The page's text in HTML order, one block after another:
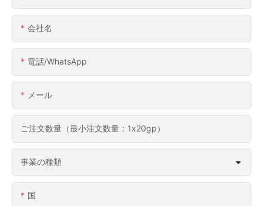
会社名
電話/WhatsApp
メール
ご注文数量（最小注文数量：1x20gp）
事業の種類
国